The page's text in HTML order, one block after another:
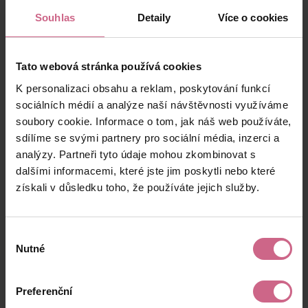
Souhlas Detaily Více o cookies
Tato webová stránka používá cookies
K personalizaci obsahu a reklam, poskytování funkcí
sociálních médií a analýze naší návštěvnosti využíváme
soubory cookie. Informace o tom, jak náš web používáte,
sdílíme se svými partnery pro sociální média, inzerci a
analýzy. Partneři tyto údaje mohou zkombinovat s
dalšími informacemi, které jste jim poskytli nebo které
získali v důsledku toho, že používáte jejich služby.
souhlasu
Nutné
Preferenční
XDIGR PRO startuje 30. července. Buďte mezi
prvními a seznamte se s novou generací
platformy
Spouštíme XDIGR PRO. Představujeme nové funkce
platformy i možnost podílet se na jejím dalším
chevron_right